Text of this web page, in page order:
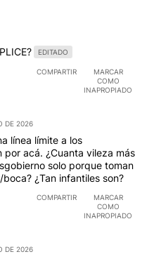
EDITADO
COMPARTIR
MARCAR
COMO
INAPROPIADO
DE 2026
línea límite a los
acá. ¿Cuanta vileza más
solo porque toman
¿Tan infantiles son?
COMPARTIR
MARCAR
COMO
INAPROPIADO
DE 2026